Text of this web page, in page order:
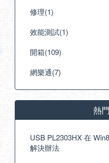
修理(1)
效能測試(1)
開箱(109)
網樂通(7)
熱
USB PL2303HX 在
解決辦法